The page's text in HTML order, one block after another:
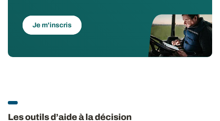
Je m'inscris
Les outils d’aide à la décision